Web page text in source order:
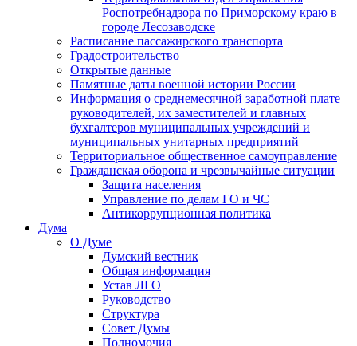
Роспотребнадзора по Приморскому краю в
городе Лесозаводске
Расписание пассажирского транспорта
Градостроительство
Открытые данные
Памятные даты военной истории России
Информация о среднемесячной заработной плате
руководителей, их заместителей и главных
бухгалтеров муниципальных учреждений и
муниципальных унитарных предприятий
Территориальное общественное самоуправление
Гражданская оборона и чрезвычайные ситуации
Защита населения
Управление по делам ГО и ЧС
Антикоррупционная политика
Дума
О Думе
Думский вестник
Общая информация
Устав ЛГО
Руководство
Структура
Совет Думы
Полномочия